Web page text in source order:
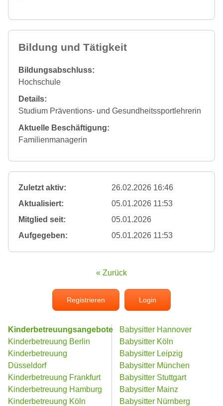
Bildung und Tätigkeit
Bildungsabschluss:
Hochschule
Details:
Studium Präventions- und Gesundheitssportlehrerin
Aktuelle Beschäftigung:
Familienmanagerin
Zuletzt aktiv:
26.02.2026 16:46
Aktualisiert:
05.01.2026 11:53
Mitglied seit:
05.01.2026
Aufgegeben:
05.01.2026 11:53
« Zurück
Registrieren Login
Kinderbetreuungsangebote
Kinderbetreuung Berlin
Kinderbetreuung
Düsseldorf
Kinderbetreuung Frankfurt
Kinderbetreuung Hamburg
Kinderbetreuung Köln
Babysitter Hannover
Babysitter Köln
Babysitter Leipzig
Babysitter München
Babysitter Stuttgart
Babysitter Mainz
Babysitter Nürnberg